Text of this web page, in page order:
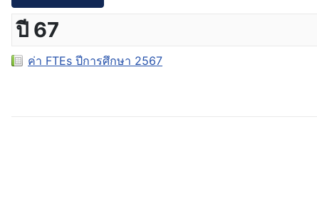
ปี 67
ค่า FTEs ปีการศึกษา 2567